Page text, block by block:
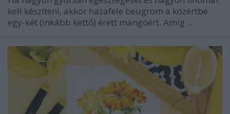
kell készíteni, akkor hazafele beugrom a közértbe
egy-két (inkább kettő) érett mangóért. Amíg ...